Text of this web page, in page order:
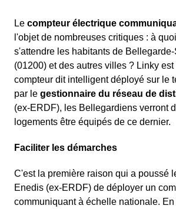
Le compteur électrique
l'objet de nombreuses critiques : à
s'attendre les habitants de
(01200) et des autres villes ? Linky est
compteur dit intelligent déployé sur le
par le gestionnaire du réseau de
(ex-ERDF), les Bellegardiens verront
logements être équipés de ce dernier.
Faciliter les démarches
C'est la première raison qui a poussé
Enedis (ex-ERDF) de déployer un
communiquant à échelle nationale. En